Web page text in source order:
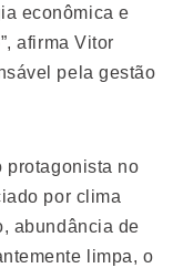
econômica e
afirma Vitor
pela gestão
protagonista no
por clima
abundância de
limpa, o